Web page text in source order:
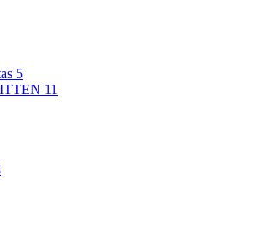
5
11